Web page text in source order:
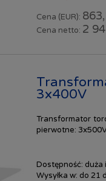
Cena (EUR):
Cena netto: 2
3x400V
Transformator
pierwotne:
Dostępność: duża
Wysyłka w: do 21